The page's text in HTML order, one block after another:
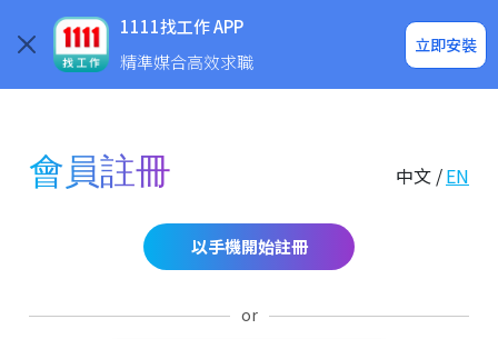
1111找工作 APP
精準媒合高效求職
立即安裝
企業求才
會員註冊 中文 /EN
以手機開始註冊
or